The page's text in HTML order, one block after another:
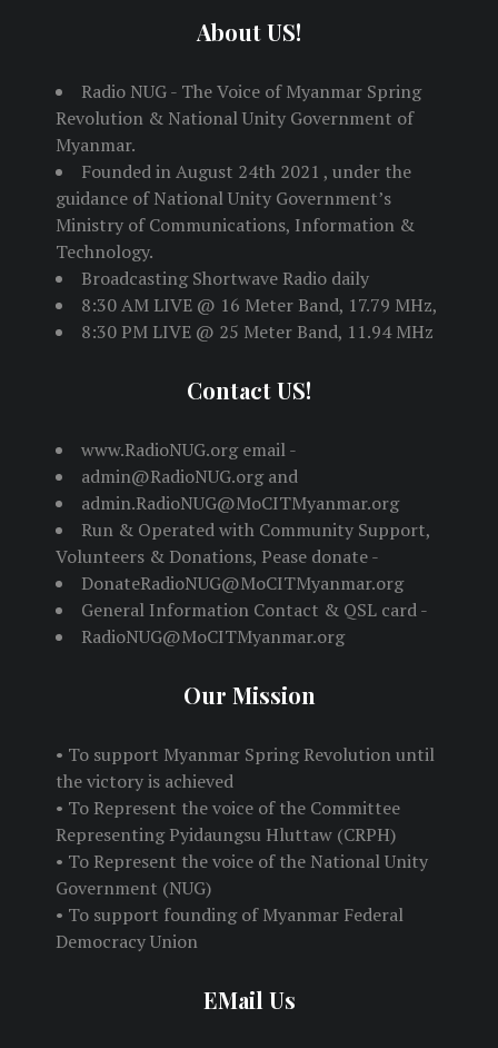
About US!
Radio NUG - The Voice of Myanmar Spring
Revolution & National Unity Government of
Myanmar.
Founded in August 24th 2021 , under the
guidance of National Unity Government’s
Ministry of Communications, Information &
Technology.
Broadcasting Shortwave Radio daily
8:30 AM LIVE @ 16 Meter Band, 17.79 MHz,
8:30 PM LIVE @ 25 Meter Band, 11.94 MHz
Contact US!
www.RadioNUG.org email -
admin@RadioNUG.org and
admin.RadioNUG@MoCITMyanmar.org
Run & Operated with Community Support,
Volunteers & Donations, Pease donate -
DonateRadioNUG@MoCITMyanmar.org
General Information Contact & QSL card -
RadioNUG@MoCITMyanmar.org
Our Mission
• To support Myanmar Spring Revolution until
the victory is achieved
• To Represent the voice of the Committee
Representing Pyidaungsu Hluttaw (CRPH)
• To Represent the voice of the National Unity
Government (NUG)
• To support founding of Myanmar Federal
Democracy Union
EMail Us